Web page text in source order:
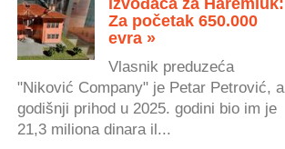
Za početak 650.000
evra »
Vlasnik preduzeća
"Niković Company" je Petar Petrović, a
godišnji prihod u 2025. godini bio im je
21,3 miliona dinara il...